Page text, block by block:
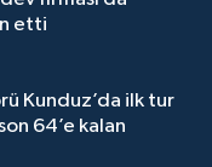
etti
Kunduz’da ilk tur
64’e kalan